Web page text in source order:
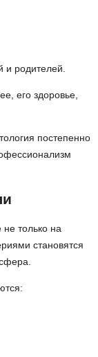
и родителей.
его здоровье,
постепенно
только на
становятся